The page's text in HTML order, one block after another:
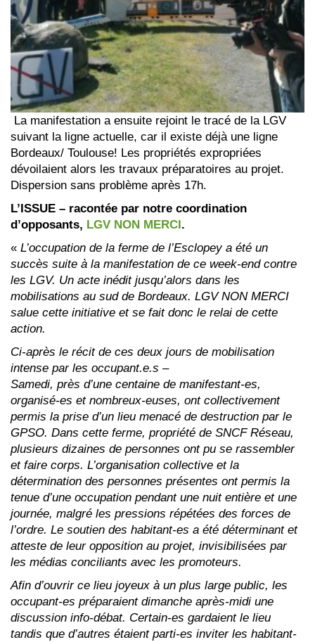
La manifestation a ensuite rejoint le tracé de la LGV
suivant la ligne actuelle, car il existe déjà une ligne
Bordeaux/ Toulouse! Les propriétés expropriées
dévoilaient alors les travaux préparatoires au projet.
Dispersion sans problème après 17h.
L’ISSUE – racontée par notre coordination
d’opposants, LGV NON MERCI.
« L’occupation de la ferme de l’Esclopey a été un
succès suite à la manifestation de ce week-end contre
les LGV. Un acte inédit jusqu’alors dans les
mobilisations au sud de Bordeaux. LGV NON MERCI
salue cette initiative et se fait donc le relai de cette
action.
Ci-après le récit de ces deux jours de mobilisation
intense par les occupant.e.s –
Samedi, près d’une centaine de manifestant-es,
organisé-es et nombreux-euses, ont collectivement
permis la prise d’un lieu menacé de destruction par le
GPSO. Dans cette ferme, propriété de SNCF Réseau,
plusieurs dizaines de personnes ont pu se rassembler
et faire corps. L’organisation collective et la
détermination des personnes présentes ont permis la
tenue d’une occupation pendant une nuit entière et une
journée, malgré les pressions répétées des forces de
l’ordre. Le soutien des habitant-es a été déterminant et
atteste de leur opposition au projet, invisibilisées par
les médias conciliants avec les promoteurs.
Afin d’ouvrir ce lieu joyeux à un plus large public, les
occupant-es préparaient dimanche après-midi une
discussion info-débat. Certain-es gardaient le lieu
tandis que d’autres étaient parti-es inviter les habitant-